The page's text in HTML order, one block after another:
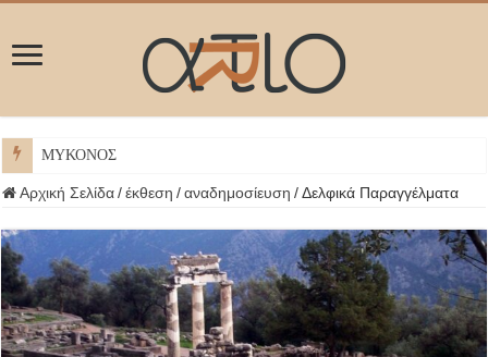
ΜΥΚΟΝΟΣ
Αρχική Σελίδα / έκθεση / αναδημοσίευση / Δελφικά Παραγγέλματα